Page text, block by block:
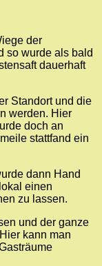
der
so wurde als bald
dauerhaft
Standort und die
werden. Hier
doch an
stattfand ein
dann Hand
einen
zu lassen.
und der ganze
kann man